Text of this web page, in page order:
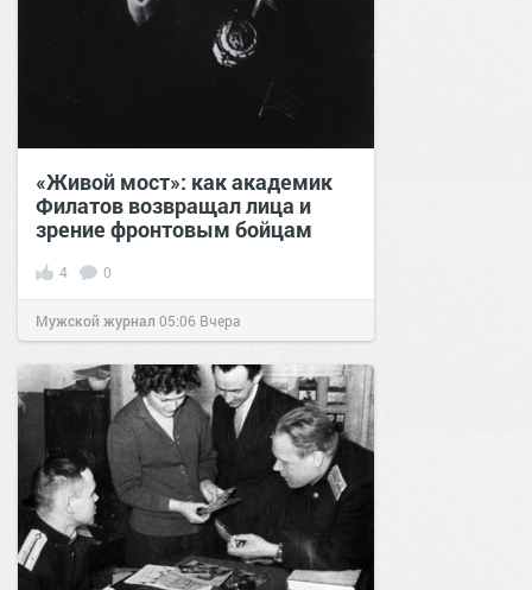
«Живой мост»: как академик
Филатов возвращал лица и
зрение фронтовым бойцам
4 0
Мужской журнал 05:06 Вчера